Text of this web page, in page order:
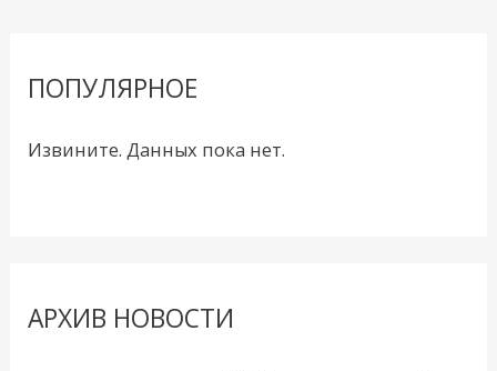
ПОПУЛЯРНОЕ
Извините. Данных пока нет.
АРХИВ НОВОСТИ